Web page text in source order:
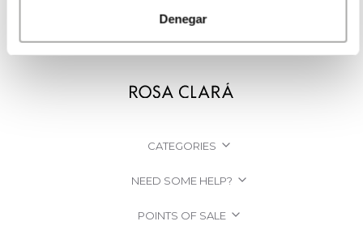
Denegar
CATEGORIES
NEED SOME HELP?
POINTS OF SALE